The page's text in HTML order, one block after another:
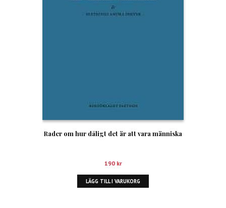
Rader om hur dåligt det är att vara människa
190 kr
LÄGG TILL I VARUKORG